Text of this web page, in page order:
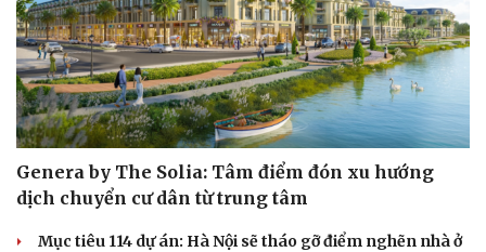
Genera by The Solia: Tâm điểm đón xu hướng
dịch chuyển cư dân từ trung tâm
Mục tiêu 114 dự án: Hà Nội sẽ tháo gỡ điểm nghẽn nhà ở